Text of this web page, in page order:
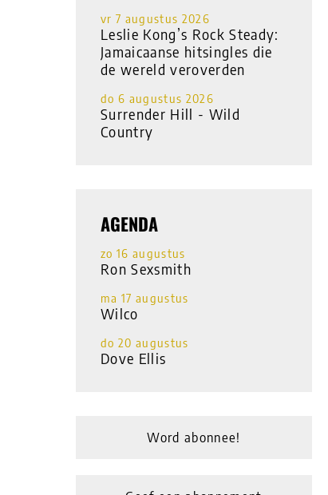
vr 7 augustus 2026
Leslie Kong’s Rock Steady:
Jamaicaanse hitsingles die
de wereld veroverden
do 6 augustus 2026
Surrender Hill - Wild
Country
AGENDA
zo 16 augustus
Ron Sexsmith
ma 17 augustus
Wilco
do 20 augustus
Dove Ellis
Word abonnee!